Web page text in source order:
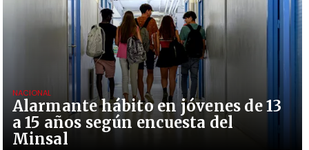
Alarmante hábito en jóvenes de 13
a 15 años según encuesta del
Minsal
NACIONAL